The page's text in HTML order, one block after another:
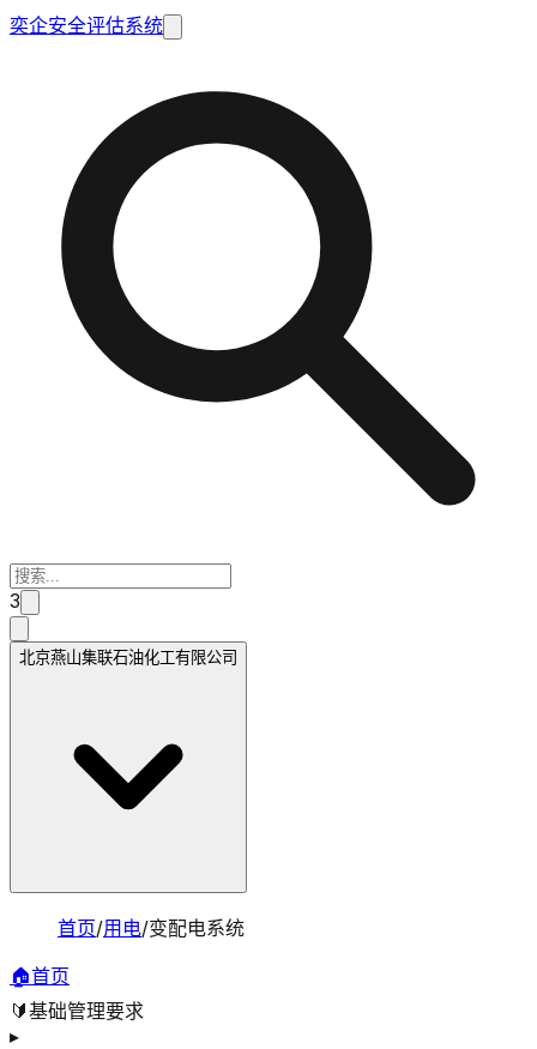
奕企安全评估系统
3
北京燕山集联石油化工有限公司
首页/用电/变配电系统
🏠首页
🔰基础管理要求
▸